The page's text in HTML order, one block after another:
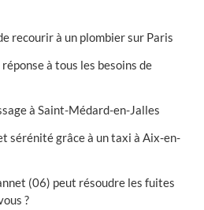
recourir à un plombier sur Paris
à tous les besoins de
à Saint-Médard-en-Jalles
sérénité grâce à un taxi à Aix-en-
(06) peut résoudre les fuites
?